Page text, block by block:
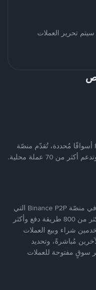
سيتم تحرير العملات
بينما تستهدف العديد من منصّات تداول P2P أسواقًا مُحددة، تُقدّم منصّة
يضع ملايين المُستخدمين حول العالم ثقتهم في منصّة Binance P2P التي
توفّر منصّة آمنة لتداول العملات الرقمية بأكثر من 800 طريقة دفع وأكثر
شراء وبيع العملات
مُباشرةً، وتحديد
سوقٍ مفتوحة للعملات